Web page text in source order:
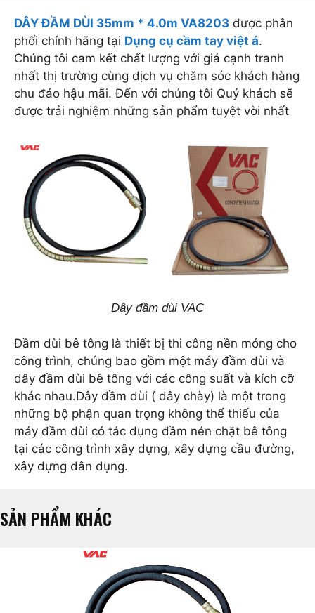
DÂY ĐẦM DÙI 35mm * 4.0m VA8203 được phân
phối chính hãng tại Dụng cụ cầm tay việt á.
Chúng tôi cam kết chất lượng với giá cạnh tranh
nhất thị trường cùng dịch vụ chăm sóc khách hàng
chu đáo hậu mãi. Đến với chúng tôi Quý khách sẽ
được trải nghiệm những sản phẩm tuyệt vời nhất
Dây đầm dùi VAC
Đầm dùi bê tông là thiết bị thi công nền móng cho
công trình, chúng bao gồm một máy đầm dùi và
dây đầm dùi bê tông với các công suất và kích cỡ
khác nhau.Dây đầm dùi ( dây chày) là một trong
những bộ phận quan trọng không thể thiếu của
máy đầm dùi có tác dụng đầm nén chặt bê tông
tại các công trình xây dựng, xây dựng cầu đường,
xây dựng dân dụng.
SẢN PHẨM KHÁC